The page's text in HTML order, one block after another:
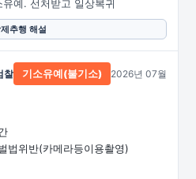
예. 선처받고 일상복귀
추행 해설
법위반(카메라등이용촬영)
찰 기소유예(불기소) 2026년 07월